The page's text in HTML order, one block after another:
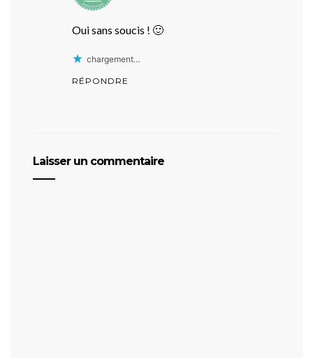
Oui sans soucis ! 🙂
chargement…
RÉPONDRE
Laisser un commentaire